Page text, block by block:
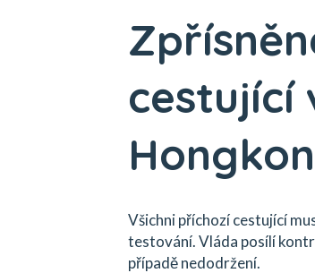
cestující
Všichni příchozí cestující
testování. Vláda posílí
případě nedodržení.